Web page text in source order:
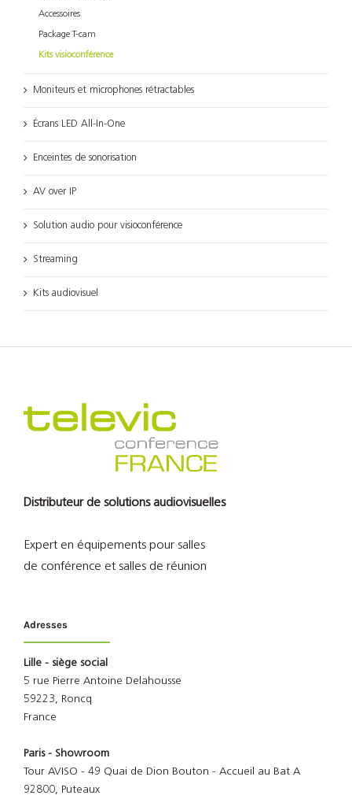
Accessoires
Package T-cam
Kits visioconférence
Moniteurs et microphones rétractables
Écrans LED All-In-One
Enceintes de sonorisation
AV over IP
Solution audio pour visioconférence
Streaming
Kits audiovisuel
Distributeur de solutions audiovisuelles
Expert en équipements pour salles
de conférence et salles de réunion
Adresses
Lille - siège social
5 rue Pierre Antoine Delahousse
59223, Roncq
France
Paris - Showroom
Tour AVISO - 49 Quai de Dion Bouton - Accueil au Bat A
92800, Puteaux